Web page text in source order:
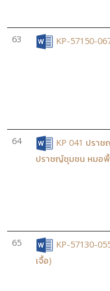
63
KP-57150-
64
KP 041 ปรา
ปราชญ์ชุมชน หมอ
65
KP-57130-
เจื้อ)